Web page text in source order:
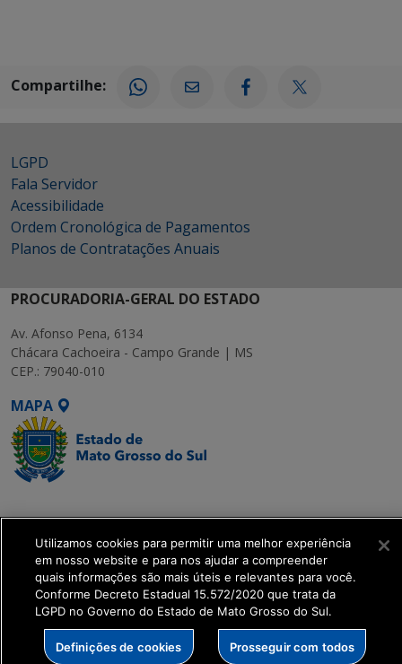
Compartilhe:
LGPD
Fala Servidor
Acessibilidade
Ordem Cronológica de Pagamentos
Planos de Contratações Anuais
PROCURADORIA-GERAL DO ESTADO
Av. Afonso Pena, 6134
Chácara Cachoeira - Campo Grande | MS
CEP.: 79040-010
MAPA
Transformação Digital
get_footer();
Utilizamos cookies para permitir uma melhor experiência
em nosso website e para nos ajudar a compreender
quais informações são mais úteis e relevantes para você.
Conforme Decreto Estadual 15.572/2020 que trata da
LGPD no Governo do Estado de Mato Grosso do Sul.
Definições de cookies Prosseguir com todos